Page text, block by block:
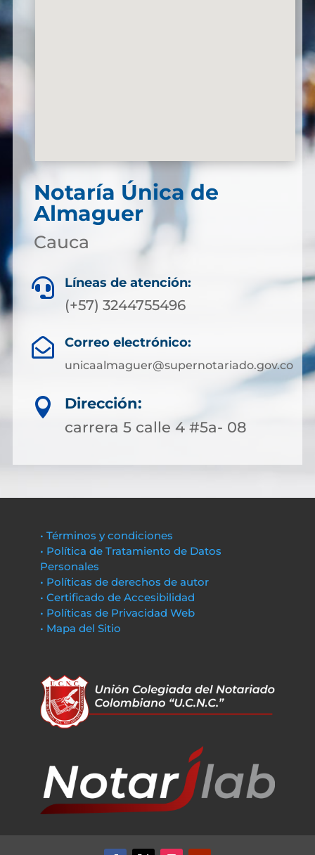
Notaría Única de
Almaguer
Cauca
 Líneas de atención:
(+57) 3244755496
 Correo electrónico:
unicaalmaguer@supernotariado.gov.co

Dirección:
carrera 5 calle 4 #5a- 08
• Términos y condiciones
• Política de Tratamiento de Datos
Personales
• Políticas de derechos de autor
• Certificado de Accesibilidad
• Políticas de Privacidad Web
• Mapa del Sitio